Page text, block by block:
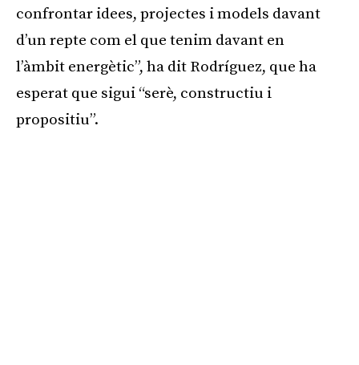
confrontar idees, projectes i models davant
d’un repte com el que tenim davant en
l’àmbit energètic”, ha dit Rodríguez, que ha
esperat que sigui “serè, constructiu i
propositiu”.